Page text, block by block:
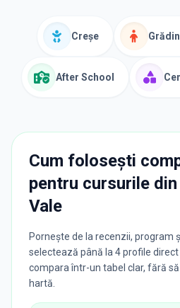
Creșe
After School
Cum folosești
pentru cursurile din
Vale
Pornește de la recenzii, program
selectează până la 4 profile
compara într-un tabel clar, fără
hartă.